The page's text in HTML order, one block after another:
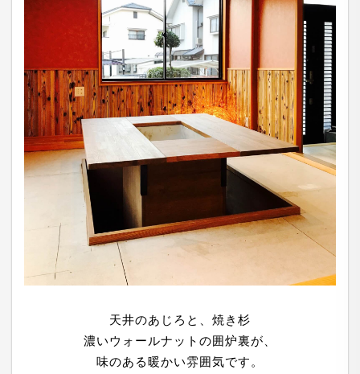
天井のあじろと、焼き杉
濃いウォールナットの囲炉裏が、
味のある暖かい雰囲気です。
の維持・管理体制の整備・社員教育の徹底等の必要な
措置を講じ、安全対策を実施し個人情報の厳重な管理
を行ないます。